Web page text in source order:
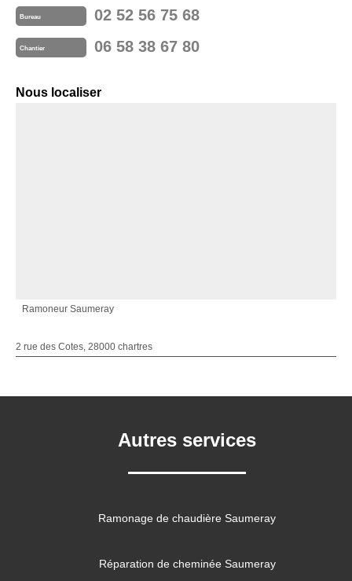
Bureau 02 52 56 75 68
Chantier 06 58 38 67 80
Nous localiser
Ramoneur Saumeray
2 rue des Cotes, 28000 chartres
Autres services
Ramonage de chaudière Saumeray
Réparation de cheminée Saumeray